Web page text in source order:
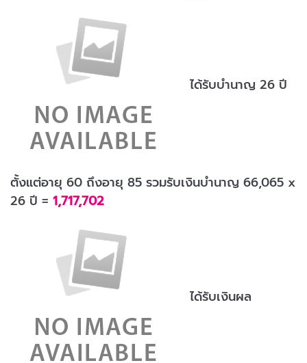
ได้รับบำนาญ 26 ปี
ตั้งแต่อายุ 60 ถึงอายุ 85 รวมรับเงินบำนาญ 66,065 x
26 ปี = 1,717,702
ได้รับเงินผล